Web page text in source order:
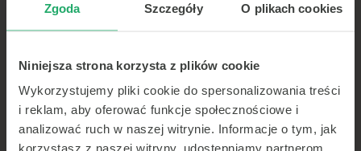
Zgoda Szczegóły O plikach cookies
Niniejsza strona korzysta z plików cookie
Wykorzystujemy pliki cookie do spersonalizowania treści
i reklam, aby oferować funkcje społecznościowe i
analizować ruch w naszej witrynie. Informacje o tym, jak
korzystasz z naszej witryny, udostępniamy partnerom